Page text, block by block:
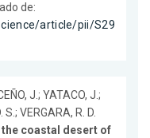
de:
article/pii/S29
J.; YATACO, J.;
S.; VERGARA, R. D.
coastal desert of